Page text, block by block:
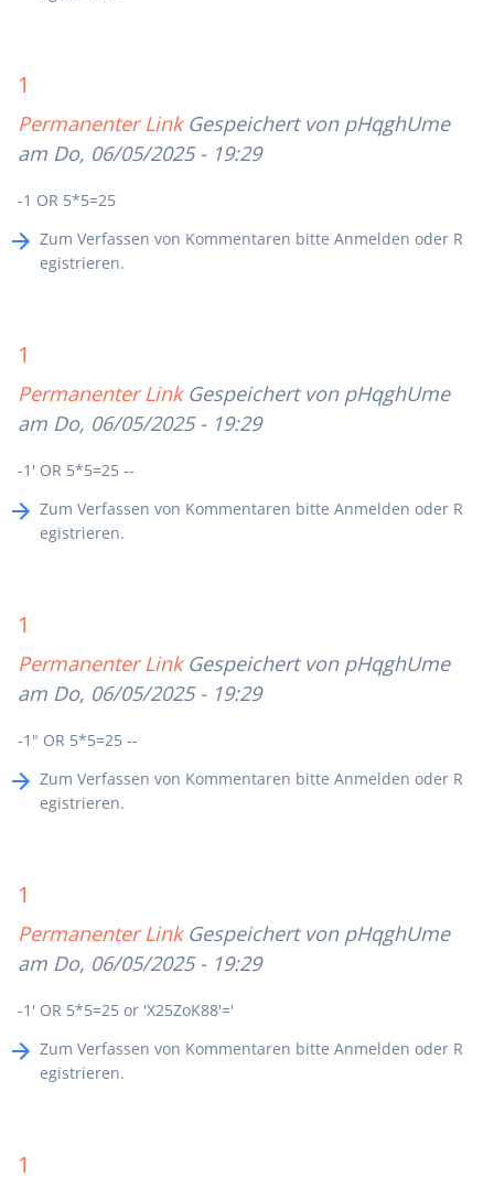
1
Permanenter Link Gespeichert von pHqghUme
am Do, 06/05/2025 - 19:29
-1 OR 5*5=25
Zum Verfassen von Kommentaren bitte Anmelden oder R
egistrieren.
1
Permanenter Link Gespeichert von pHqghUme
am Do, 06/05/2025 - 19:29
-1' OR 5*5=25 --
Zum Verfassen von Kommentaren bitte Anmelden oder R
egistrieren.
1
Permanenter Link Gespeichert von pHqghUme
am Do, 06/05/2025 - 19:29
-1" OR 5*5=25 --
Zum Verfassen von Kommentaren bitte Anmelden oder R
egistrieren.
1
Permanenter Link Gespeichert von pHqghUme
am Do, 06/05/2025 - 19:29
-1' OR 5*5=25 or 'X25ZoK88'='
Zum Verfassen von Kommentaren bitte Anmelden oder R
egistrieren.
1